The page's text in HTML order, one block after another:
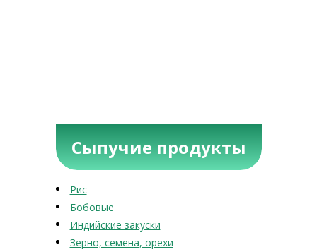
Сыпучие продукты
Рис
Бобовые
Индийские закуски
Зерно, семена, орехи